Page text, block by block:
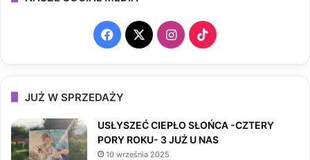
F
a
b
X
I
n
a
T
i
T
o
JUŻ W SPRZEDAŻY
USŁYSZEĆ CIEPŁO SŁOŃCA -CZTERY
PORY ROKU- 3 JUŻ U NAS
10 września 2025